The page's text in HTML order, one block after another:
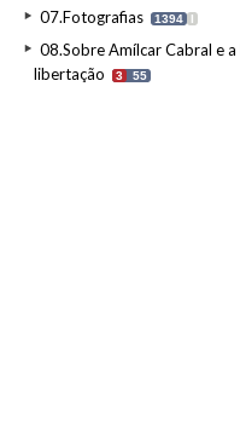
07.Fotografias 1394 I
08.Sobre Amílcar Cabral e
libertação
3 55